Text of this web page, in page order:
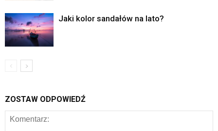
Jaki kolor sandałów na lato?
ZOSTAW ODPOWIEDŹ